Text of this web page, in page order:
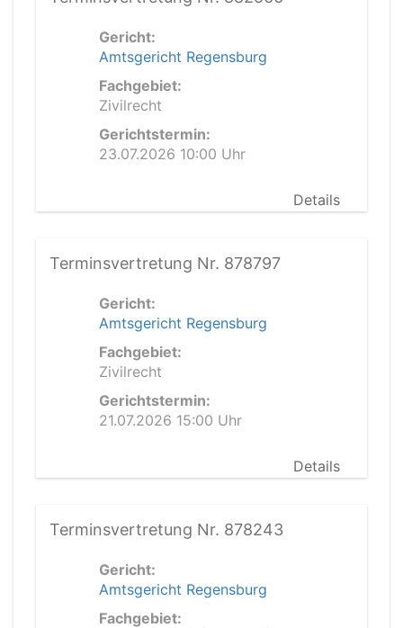
Gericht:
Amtsgericht Regensburg
Fachgebiet:
Zivilrecht
Gerichtstermin:
23.07.2026 10:00 Uhr
Details
Terminsvertretung Nr. 878797
Gericht:
Amtsgericht Regensburg
Fachgebiet:
Zivilrecht
Gerichtstermin:
21.07.2026 15:00 Uhr
Details
Terminsvertretung Nr. 878243
Gericht:
Amtsgericht Regensburg
Fachgebiet: